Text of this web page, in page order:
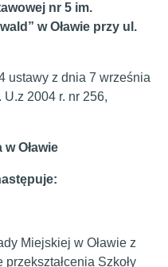
nr 5 im.
w Oławie przy ul.
ustawy z dnia 7 września
2004 r. nr 256,
Oławie
Miejskiej w Oławie z
Szkoły